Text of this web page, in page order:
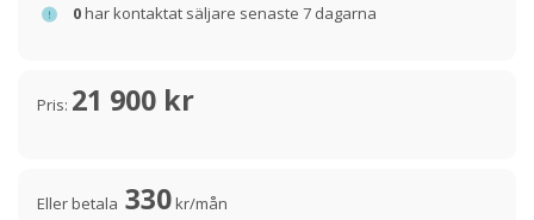
0har kontaktat säljare senaste 7 dagarna
Pris: 21 900 kr
Eller betala 330kr/mån